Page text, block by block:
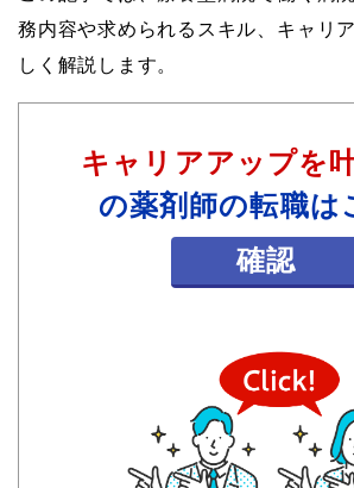
務内容や求められるスキル、キャリ
しく解説します。
キャリアアップを
の薬剤師の転職は
確認